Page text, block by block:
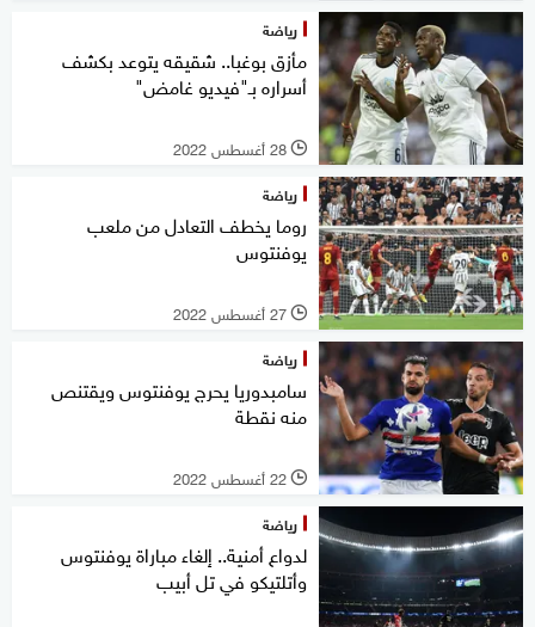
رياضة
مأزق بوغبا.. شقيقه يتوعد بكشف
أسراره بـ"فيديو غامض"
l 28 أغسطس 2022
رياضة
روما يخطف التعادل من ملعب
يوفنتوس
l 27 أغسطس 2022
رياضة
سامبدوريا يحرج يوفنتوس ويقتنص
منه نقطة
l 22 أغسطس 2022
رياضة
لدواع أمنية.. إلغاء مباراة يوفنتوس
وأتلتيكو في تل أبيب